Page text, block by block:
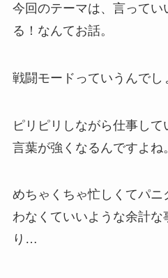
今回のテーマは、言ってい
る！なんてお話。
戦闘モードっていうんでし
ピリピリしながら仕事し
言葉が強くなるんですよね。
めちゃくちゃ忙しくてパ
わなくていいような余計な
り…